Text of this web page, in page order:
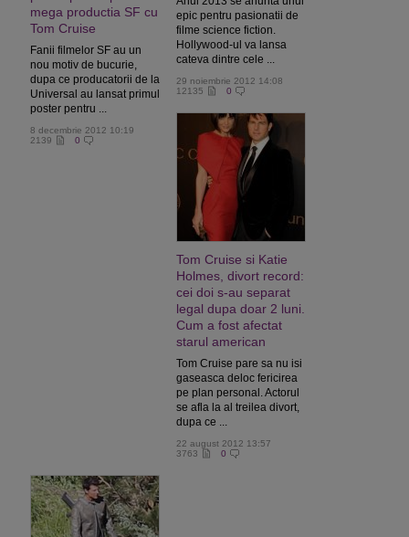
mega productia SF cu
Tom Cruise
Fanii filmelor SF au un
nou motiv de bucurie,
dupa ce producatorii de la
Universal au lansat primul
poster pentru ...
8 decembrie 2012 10:19
2139
0
epic pentru pasionatii de
filme science fiction.
Hollywood-ul va lansa
cateva dintre cele ...
29 noiembrie 2012 14:08
12135
0
Tom Cruise si Katie
Holmes, divort record:
cei doi s-au separat
legal dupa doar 2 luni.
Cum a fost afectat
starul american
Tom Cruise pare sa nu isi
gaseasca deloc fericirea
pe plan personal. Actorul
se afla la al treilea divort,
dupa ce ...
22 august 2012 13:57
3763
0